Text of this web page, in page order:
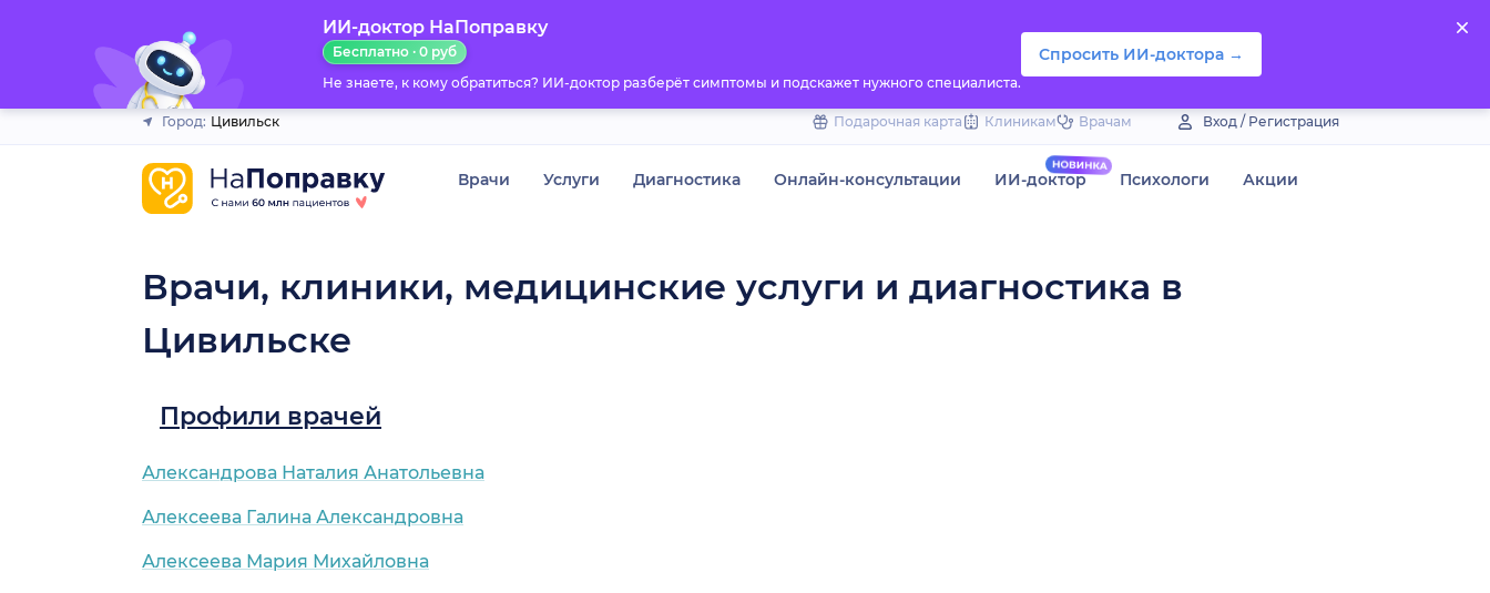
ИИ-доктор НаПоправку
Бесплатно · 0 руб
Не знаете, к кому обратиться? ИИ-доктор разберёт симптомы и подскажет нужного специалиста.
Спросить ИИ-доктора →
Город: Цивильск Подарочная карта Клиникам Врачам Вход / Регистрация
Врачи Услуги Диагностика Онлайн-консультации ИИ-доктор Психологи Акции
Врачи, клиники, медицинские услуги и диагностика в
Цивильске
Профили врачей
Александрова Наталия Анатольевна
Алексеева Галина Александровна
Алексеева Мария Михайловна